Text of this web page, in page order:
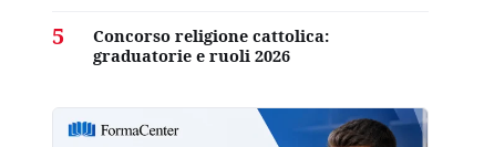
5
Concorso religione cattolica:
graduatorie e ruoli 2026